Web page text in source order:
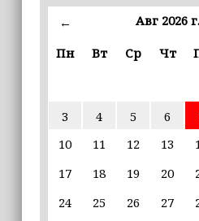
Турция, Саудовская
Пакистан подписали
Кадыров: сдача в плен
для многих
единственной
(+видео)
14:44
Ахмат Кадыров
← Авг 2026 г.
Пн
Вт Ср Чт
3
4 5 6
10
11 12 13
17
18 19 20
24
25 26 27